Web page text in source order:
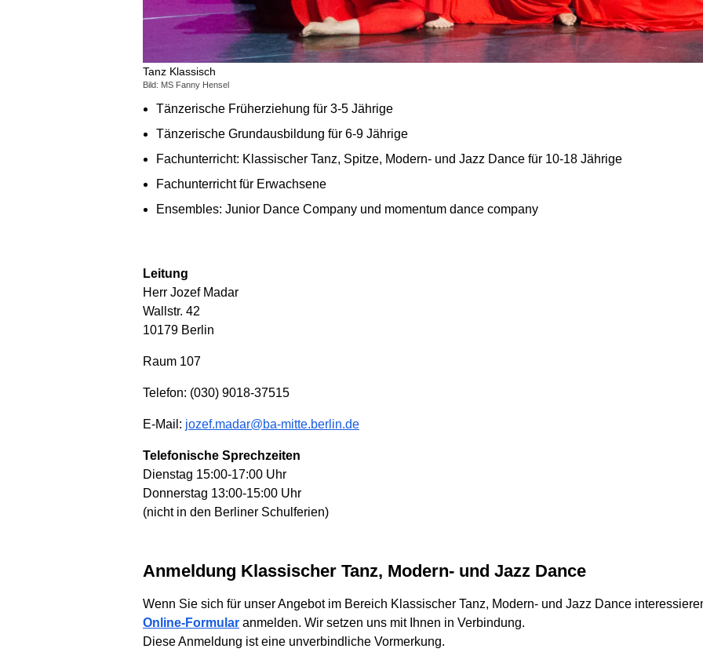
Tanz Klassisch
Bild: MS Fanny Hensel
Tänzerische Früherziehung für 3-5 Jährige
Tänzerische Grundausbildung für 6-9 Jährige
Fachunterricht: Klassischer Tanz, Spitze, Modern- und Jazz Dance für 10-18 Jährige
Fachunterricht für Erwachsene
Ensembles: Junior Dance Company und momentum dance company
Leitung
Herr Jozef Madar
Wallstr. 42
10179 Berlin
Raum 107
Telefon: (030) 9018-37515
E-Mail: jozef.madar@ba-mitte.berlin.de
Telefonische Sprechzeiten
Dienstag 15:00-17:00 Uhr
Donnerstag 13:00-15:00 Uhr
(nicht in den Berliner Schulferien)
Anmeldung Klassischer Tanz, Modern- und Jazz Dance
Wenn Sie sich für unser Angebot im Bereich Klassischer Tanz, Modern- und Jazz Dance
Online-Formular anmelden. Wir setzen uns mit Ihnen in Verbindung.
Diese Anmeldung ist eine unverbindliche Vormerkung.